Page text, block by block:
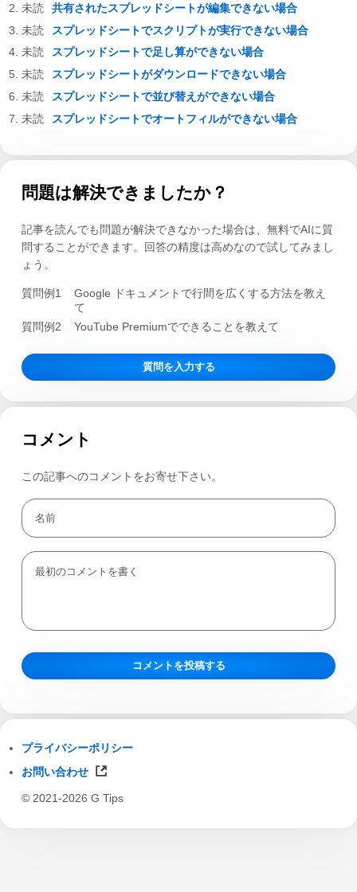
共有されたスプレッドシートが編集できない場合
スプレッドシートでスクリプトが実行できない場合
スプレッドシートで足し算ができない場合
スプレッドシートがダウンロードできない場合
スプレッドシートで並び替えができない場合
スプレッドシートでオートフィルができない場合
問題は解決できましたか？
記事を読んでも問題が解決できなかった場合は、無料でAIに質
問することができます。回答の精度は高めなので試してみまし
ょう。
質問例1
Google ドキュメントで行間を広くする方法を教え
て
質問例2
YouTube Premiumでできることを教えて
質問を入力する
コメント
この記事へのコメントをお寄せ下さい。
プライバシーポリシー
お問い合わせ
© 2021-2026 G Tips